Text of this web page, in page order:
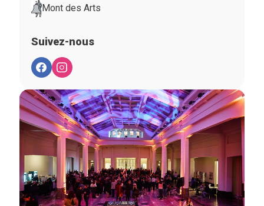
Mont des Arts
Suivez-nous